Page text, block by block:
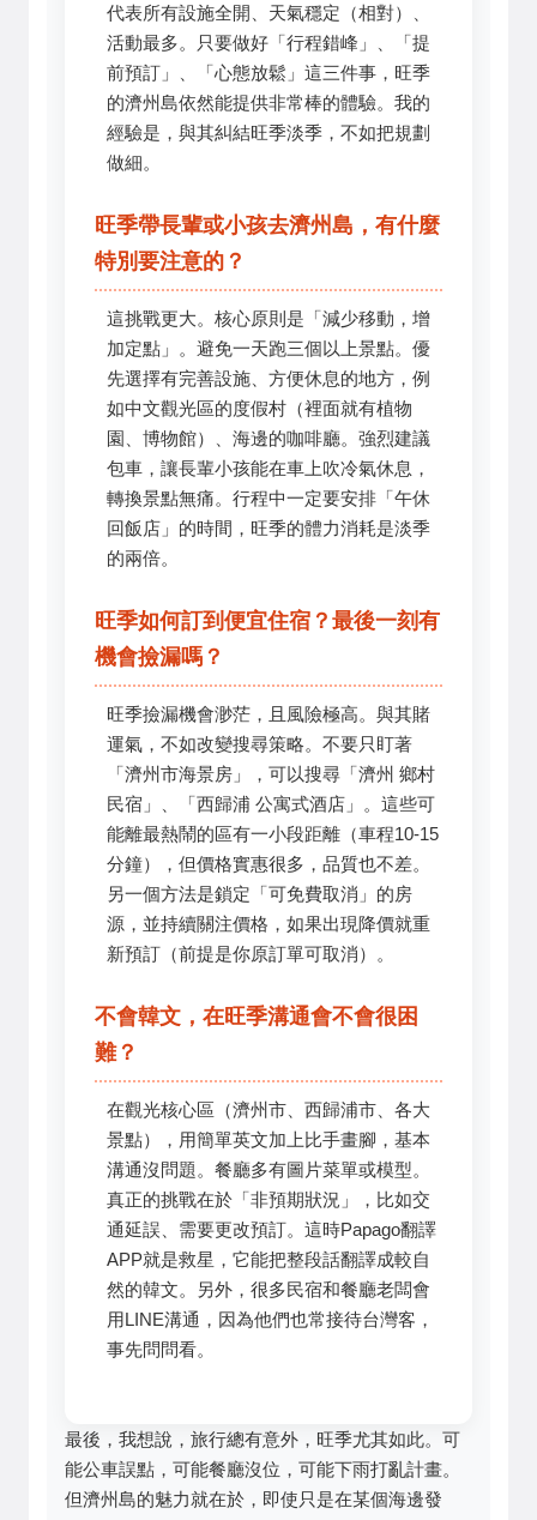
代表所有設施全開、天氣穩定（相對）、
活動最多。只要做好「行程錯峰」、「提
前預訂」、「心態放鬆」這三件事，旺季
的濟州島依然能提供非常棒的體驗。我的
經驗是，與其糾結旺季淡季，不如把規劃
做細。
旺季帶長輩或小孩去濟州島，有什麼
特別要注意的？
這挑戰更大。核心原則是「減少移動，增
加定點」。避免一天跑三個以上景點。優
先選擇有完善設施、方便休息的地方，例
如中文觀光區的度假村（裡面就有植物
園、博物館）、海邊的咖啡廳。強烈建議
包車，讓長輩小孩能在車上吹冷氣休息，
轉換景點無痛。行程中一定要安排「午休
回飯店」的時間，旺季的體力消耗是淡季
的兩倍。
旺季如何訂到便宜住宿？最後一刻有
機會撿漏嗎？
旺季撿漏機會渺茫，且風險極高。與其賭
運氣，不如改變搜尋策略。不要只盯著
「濟州市海景房」，可以搜尋「濟州 鄉村
民宿」、「西歸浦 公寓式酒店」。這些可
能離最熱鬧的區有一小段距離（車程10-15
分鐘），但價格實惠很多，品質也不差。
另一個方法是鎖定「可免費取消」的房
源，並持續關注價格，如果出現降價就重
新預訂（前提是你原訂單可取消）。
不會韓文，在旺季溝通會不會很困
難？
在觀光核心區（濟州市、西歸浦市、各大
景點），用簡單英文加上比手畫腳，基本
溝通沒問題。餐廳多有圖片菜單或模型。
真正的挑戰在於「非預期狀況」，比如交
通延誤、需要更改預訂。這時Papago翻譯
APP就是救星，它能把整段話翻譯成較自
然的韓文。另外，很多民宿和餐廳老闆會
用LINE溝通，因為他們也常接待台灣客，
事先問問看。
最後，我想說，旅行總有意外，旺季尤其如此。可
能公車誤點，可能餐廳沒位，可能下雨打亂計畫。
但濟州島的魅力就在於，即使只是在某個海邊發